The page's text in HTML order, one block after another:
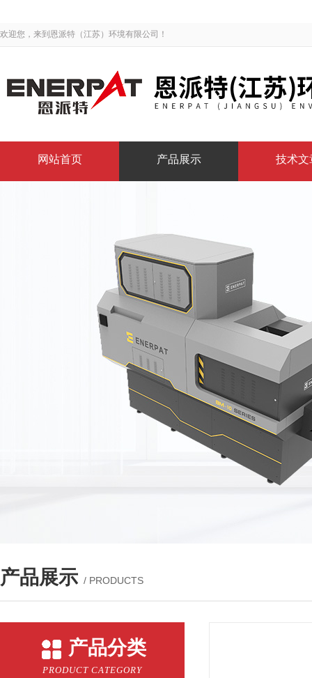
欢迎您，来到恩派特（江苏）环境有限公司！
网站首页 产品展示 技术文
产品展示 / PRODUCTS
产品分类
PRODUCT CATEGORY